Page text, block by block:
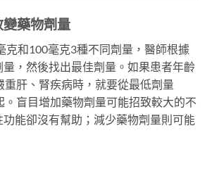
藥物劑量
克和100毫克3種不同劑量，醫師根據
，然後找出最佳劑量。如果患者年齡
重肝、腎疾病時，就要從最低劑量
。盲目增加藥物劑量可能招致較大的不
能卻沒有幫助；減少藥物劑量則可能